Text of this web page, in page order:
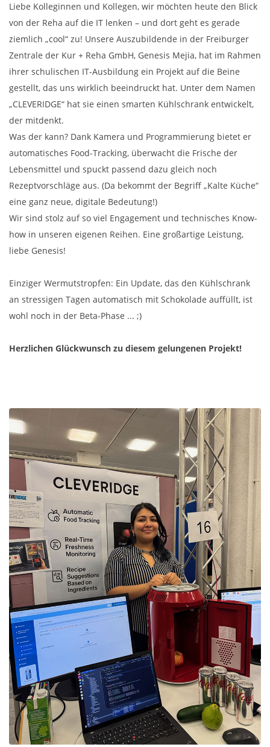
Liebe Kolleginnen und Kollegen, wir möchten heute den Blick
von der Reha auf die IT lenken – und dort geht es gerade
ziemlich „cool“ zu! Unsere Auszubildende in der Freiburger
Zentrale der Kur + Reha GmbH, Genesis Mejia, hat im Rahmen
ihrer schulischen IT-Ausbildung ein Projekt auf die Beine
gestellt, das uns wirklich beeindruckt hat. Unter dem Namen
„CLEVERIDGE“ hat sie einen smarten Kühlschrank entwickelt,
der mitdenkt.
Was der kann? Dank Kamera und Programmierung bietet er
automatisches Food-Tracking, überwacht die Frische der
Lebensmittel und spuckt passend dazu gleich noch
Rezeptvorschläge aus. (Da bekommt der Begriff „Kalte Küche“
eine ganz neue, digitale Bedeutung!)
Wir sind stolz auf so viel Engagement und technisches Know-
how in unseren eigenen Reihen. Eine großartige Leistung,
liebe Genesis!
Einziger Wermutstropfen: Ein Update, das den Kühlschrank
an stressigen Tagen automatisch mit Schokolade auffüllt, ist
wohl noch in der Beta-Phase ... ;)
Herzlichen Glückwunsch zu diesem gelungenen Projekt!